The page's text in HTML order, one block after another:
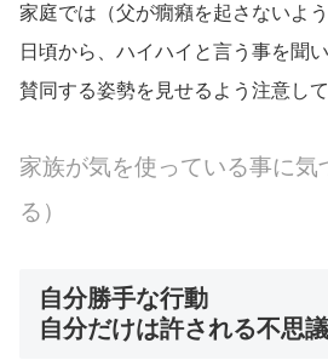
家庭では（父が癇癪を起さないよう
日頃から、ハイハイと言う事を聞
賛同する姿勢を見せるよう注意して
家族が気を使っている事に気
る）
自分勝手な行動
自分だけは許される不思議